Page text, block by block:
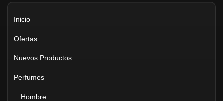
Inicio
Ofertas
Nuevos Productos
Perfumes
Hombre